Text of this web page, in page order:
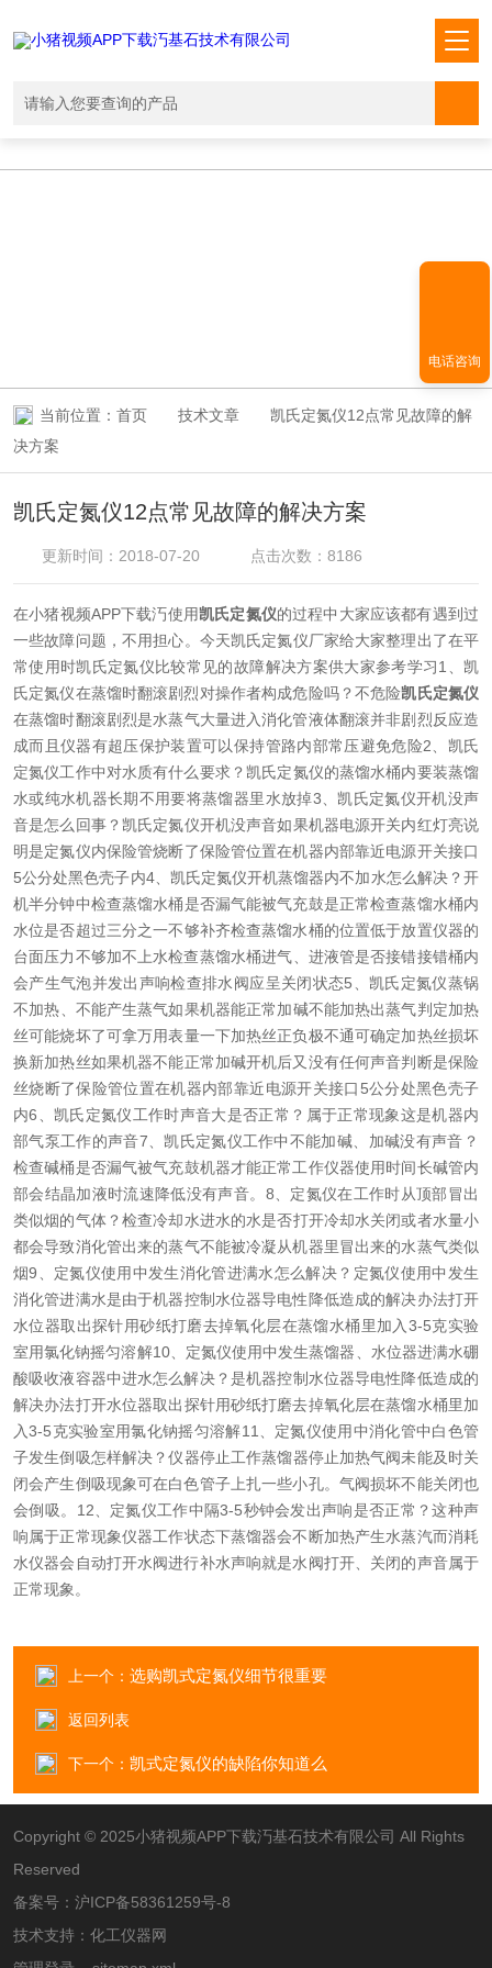
当前位置： 首页 技术文章
凯氏定氮仪12点常见故障的解
决方案
凯氏定氮仪12点常见故障的解决方案
更新时间：2018-07-20 点击次数：8186
在小猪视频APP下载汅使用凯氏定氮仪的过程中大家应该都有遇到过
一些故障问题，不用担心。今天凯氏定氮仪厂家给大家整理出了在平
常使用时凯氏定氮仪比较常见的故障解决方案供大家参考学习1、凯
氏定氮仪在蒸馏时翻滚剧烈对操作者构成危险吗？不危险凯氏定氮仪
在蒸馏时翻滚剧烈是水蒸气大量进入消化管液体翻滚并非剧烈反应造
成而且仪器有超压保护装置可以保持管路内部常压避免危险2、凯氏
定氮仪工作中对水质有什么要求？凯氏定氮仪的蒸馏水桶内要装蒸馏
水或纯水机器长期不用要将蒸馏器里水放掉3、凯氏定氮仪开机没声
音是怎么回事？凯氏定氮仪开机没声音如果机器电源开关内红灯亮说
明是定氮仪内保险管烧断了保险管位置在机器内部靠近电源开关接口
5公分处黑色壳子内4、凯氏定氮仪开机蒸馏器内不加水怎么解决？开
机半分钟中检查蒸馏水桶是否漏气能被气充鼓是正常检查蒸馏水桶内
水位是否超过三分之一不够补齐检查蒸馏水桶的位置低于放置仪器的
台面压力不够加不上水检查蒸馏水桶进气、进液管是否接错接错桶内
会产生气泡并发出声响检查排水阀应呈关闭状态5、凯氏定氮仪蒸锅
不加热、不能产生蒸气如果机器能正常加碱不能加热出蒸气判定加热
丝可能烧坏了可拿万用表量一下加热丝正负极不通可确定加热丝损坏
换新加热丝如果机器不能正常加碱开机后又没有任何声音判断是保险
丝烧断了保险管位置在机器内部靠近电源开关接口5公分处黑色壳子
内6、凯氏定氮仪工作时声音大是否正常？ 属于正常现象这是机器内
部气泵工作的声音7、凯氏定氮仪工作中不能加碱、加碱没有声音？
检查碱桶是否漏气被气充鼓机器才能正常工作仪器使用时间长碱管内
部会结晶加液时流速降低没有声音。 8、定氮仪在工作时从顶部冒出
类似烟的气体？检查冷却水进水的水是否打开冷却水关闭或者水量小
都会导致消化管出来的蒸气不能被冷凝从机器里冒出来的水蒸气类似
烟9、定氮仪使用中发生消化管进满水怎么解决？ 定氮仪使用中发生
消化管进满水是由于机器控制水位器导电性降低造成的解决办法打开
水位器取出探针用砂纸打磨去掉氧化层在蒸馏水桶里加入3-5克实验
室用氯化钠摇匀溶解10、定氮仪使用中发生蒸馏器、水位器进满水硼
酸吸收液容器中进水怎么解决？是机器控制水位器导电性降低造成的
解决办法打开水位器取出探针用砂纸打磨去掉氧化层在蒸馏水桶里加
入3-5克实验室用氯化钠摇匀溶解11、定氮仪使用中消化管中白色管
子发生倒吸怎样解决？仪器停止工作蒸馏器停止加热气阀未能及时关
闭会产生倒吸现象可在白色管子上扎一些小孔。气阀损坏不能关闭也
会倒吸。 12、定氮仪工作中隔3-5秒钟会发出声响是否正常？这种声
响属于正常现象仪器工作状态下蒸馏器会不断加热产生水蒸汽而消耗
水仪器会自动打开水阀进行补水声响就是水阀打开、关闭的声音属于
正常现象。
上一个： 选购凯式定氮仪细节很重要
返回列表
下一个： 凯式定氮仪的缺陷你知道么
Copyright © 2025小猪视频APP下载汅基石技术有限公司 All Rights
Reserved
备案号： 沪ICP备58361259号-8
技术支持： 化工仪器网
电话咨询